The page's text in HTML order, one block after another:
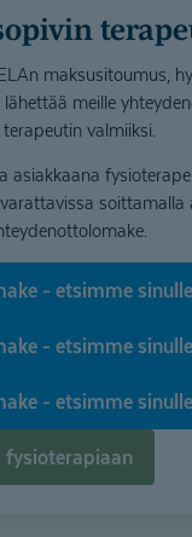
maksusitoumus,
meille
valmiiksi.
asiakkaana
- etsimme
- etsimme
- etsimme
fysioterapiaan